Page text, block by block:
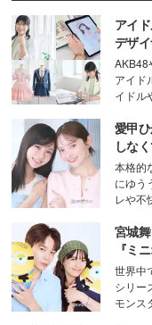
アイ
デザ
愛い”
クロ
AKB48
アイド
イドル
取締役
ター・
個性
衣装作
気と自
愛甲
しな
対策”
本格的
にゆう
レや不
モデル
好さ
ク。猛
すヒン
生理の
宮城
『ミ
ズ』
だけ
動
世界中
シリー
モンス